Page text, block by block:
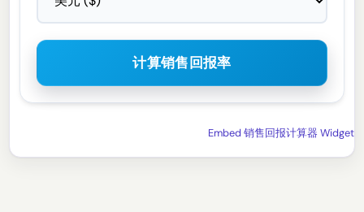
计算销售回报率
Embed 销售回报计算器 Widget